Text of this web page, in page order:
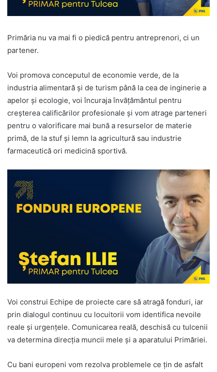
Primăria nu va mai fi o piedică pentru antreprenori, ci un
partener.
Voi promova conceputul de economie verde, de la
industria alimentară şi de turism până la cea de inginerie a
apelor şi ecologie, voi încuraja învăţământul pentru
creşterea calificărilor profesionale și vom atrage parteneri
pentru o valorificare mai bună a resurselor de materie
primă, de la stuf şi lemn la agricultură sau industrie
farmaceutică ori medicină sportivă.
Voi construi Echipe de proiecte care să atragă fonduri, iar
prin dialogul continuu cu locuitorii vom identifica nevoile
reale și urgenţele. Comunicarea reală, deschisă cu tulcenii
va determina direcția muncii mele și a aparatului Primăriei.
Cu bani europeni vom rezolva problemele ce ţin de asfalt